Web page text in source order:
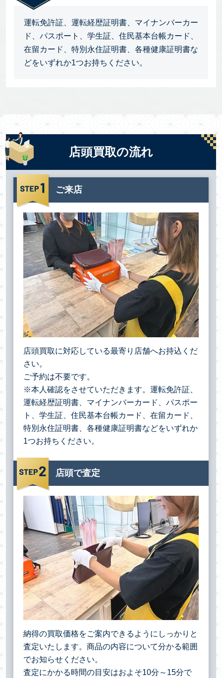
運転免許証、運転経歴証明書、マイナンバーカー
ド、パスポート、学生証、住民基本台帳カード、
在留カード、特別永住証明書、各種健康証明書な
どをいずれか1つお持ちください。
店頭買取の流れ
ご来店
店頭買取に対応している最寄り店舗へお持込くだ
さい。
ご予約は不要です。
※本人確認をさせていただきます。運転免許証、
運転経歴証明書、マイナンバーカード、パスポー
ト、学生証、住民基本台帳カード、在留カード、
特別永住証明書、各種健康証明書などをいずれか
1つお持ちください。
店頭で査定
納得の買取価格をご案内できるようにしっかりと
査定いたします。商品の内容について分かる範囲
でお知らせください。
査定にかかる時間の目安はおよそ10分～15分で